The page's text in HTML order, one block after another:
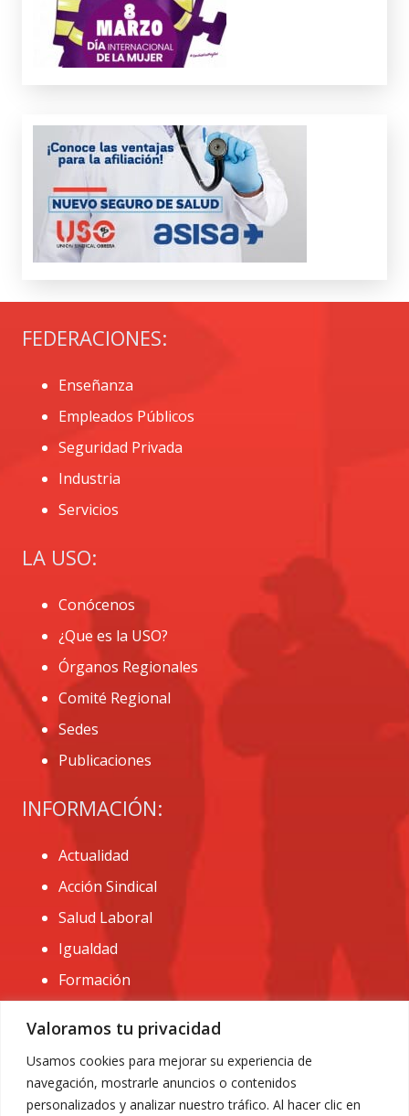
Valoramos tu privacidad
Usamos cookies para mejorar su experiencia de
navegación, mostrarle anuncios o contenidos
personalizados y analizar nuestro tráfico. Al hacer clic en
FEDERACIONES:
Enseñanza
Empleados Públicos
Seguridad Privada
Industria
Servicios
LA USO:
Conócenos
¿Que es la USO?
Órganos Regionales
Comité Regional
Sedes
Publicaciones
INFORMACIÓN:
Actualidad
Acción Sindical
Salud Laboral
Igualdad
Formación
CONTACTO:
administracion@usomurcia.org
968 25 01 20